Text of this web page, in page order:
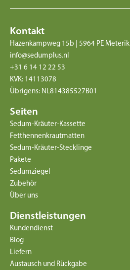
Kontakt
Hazenkampweg 15b | 5964 PE Meterik
info@sedumplus.nl
+31 6 14 12 22 53
KVK: 14113078
Übrigens: NL814385527B01
Seiten
Sedum-Kräuter-Kassette
Fetthennenkrautmatten
Sedum-Kräuter-Stecklinge
Pakete
Sedumziegel
Zubehör
Über uns
Dienstleistungen
Kundendienst
Blog
Liefern
Austausch und Rückgabe